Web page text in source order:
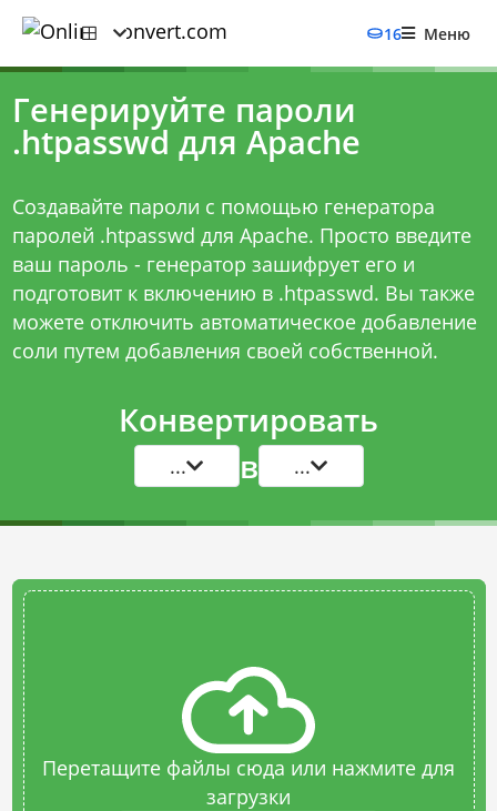
16 Меню
Генерируйте пароли
.htpasswd для Apache
Создавайте пароли с помощью генератора
паролей .htpasswd для Apache. Просто введите
ваш пароль - генератор зашифрует его и
подготовит к включению в .htpasswd. Вы также
можете отключить автоматическое добавление
соли путем добавления своей собственной.
Конвертировать
... в ...
Перетащите файлы сюда или нажмите для
загрузки